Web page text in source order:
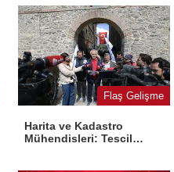
Flaş Gelişme
Harita ve Kadastro
Mühendisleri: Tescil